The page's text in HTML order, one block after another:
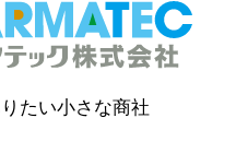
たい小さな商社